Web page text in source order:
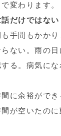
変わります。
だけではない
手間もかかり
ない。雨の
る。病気に
に余裕ができ
が空いたの